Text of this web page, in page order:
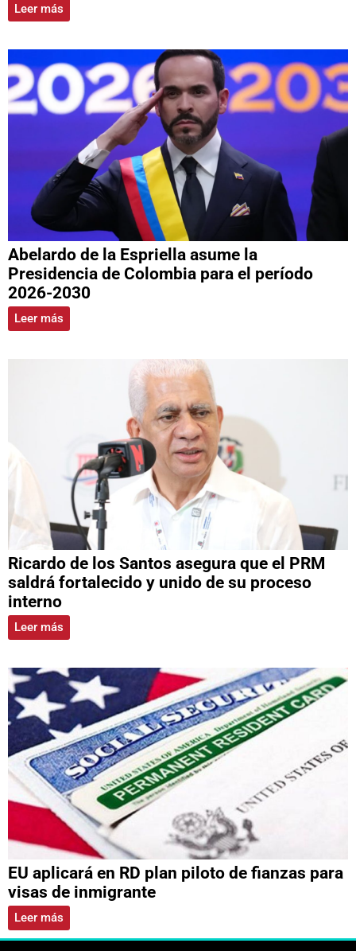
Leer más
Abelardo de la Espriella asume la
Presidencia de Colombia para el período
2026-2030
Leer más
Ricardo de los Santos asegura que el PRM
saldrá fortalecido y unido de su proceso
interno
Leer más
EU aplicará en RD plan piloto de fianzas para
visas de inmigrante
Leer más